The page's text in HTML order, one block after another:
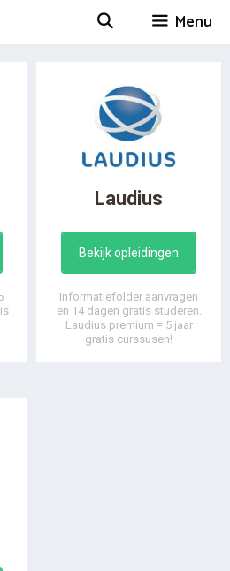
Menu
Laudius
Bekijk opleidingen
Informatiefolder aanvragen
en 14 dagen gratis studeren.
Laudius premium = 5 jaar
gratis curssusen!